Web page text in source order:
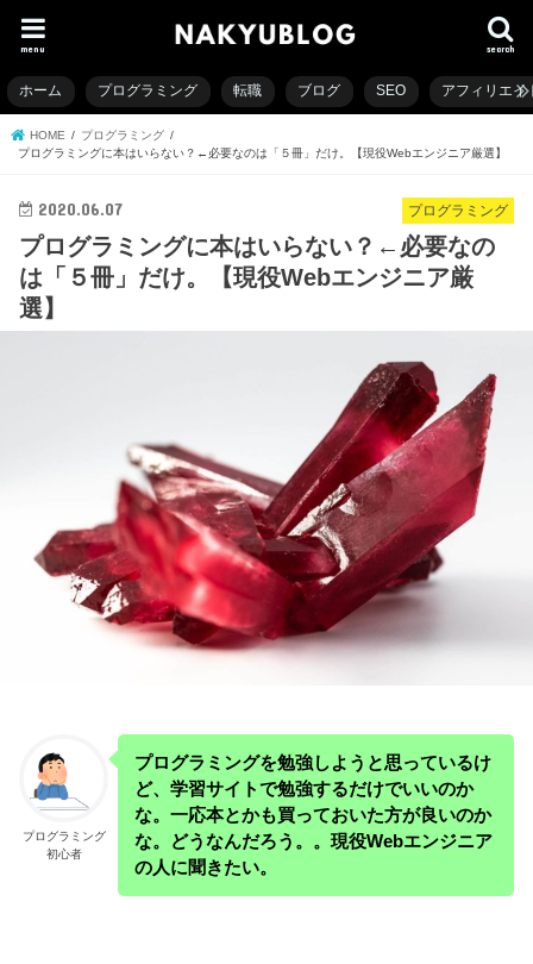
search
menu
ホーム プログラミング 転職 ブログ SEO アフィリエイ
HOME
プログラミング
プログラミングに本はいらない？←必要なのは「５冊」だけ。【現役Webエンジニア厳選】
プログラミング
2020.06.07
プログラミングに本はいらない？←必要なの
は「５冊」だけ。【現役Webエンジニア厳
選】
プログラミング
初心者
プログラミングを勉強しようと思っているけ
ど、学習サイトで勉強するだけでいいのか
な。一応本とかも買っておいた方が良いのか
な。どうなんだろう。。現役Webエンジニア
の人に聞きたい。